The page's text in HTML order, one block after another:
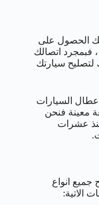
الحصول على
فبمجرد اتصالك
لتصليح سيارتك
السيارات
معينة فنحن
منذ عشرات
جميع انواع
الاتية: